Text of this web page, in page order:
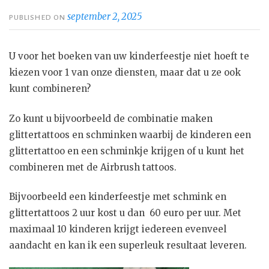
PUBLISHED ONseptember 2, 2025
U voor het boeken van uw kinderfeestje niet hoeft te
kiezen voor 1 van onze diensten, maar dat u ze ook
kunt combineren?
Zo kunt u bijvoorbeeld de combinatie maken
glittertattoos en schminken waarbij de kinderen een
glittertattoo en een schminkje krijgen of u kunt het
combineren met de Airbrush tattoos.
Bijvoorbeeld een kinderfeestje met schmink en
glittertattoos 2 uur kost u dan 60 euro per uur. Met
maximaal 10 kinderen krijgt iedereen evenveel
aandacht en kan ik een superleuk resultaat leveren.